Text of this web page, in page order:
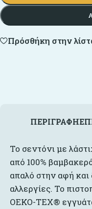
Πρόσθήκη στην
ΠΕΡΙΓΡΑΦΉ
Το σεντόνι με
από 100%
απαλό στην αφή και
αλλεργίες. Το
OEKO-TEX®